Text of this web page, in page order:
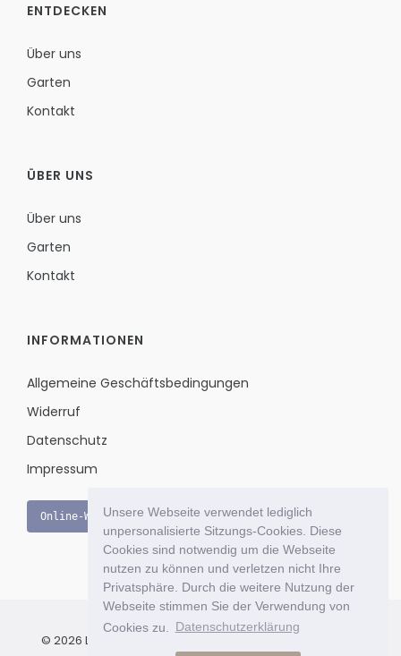
Unsere Webseite verwendet lediglich
unpersonalisierte Sitzungs-Cookies. Diese
Cookies sind notwendig um die Webseite
nutzen zu können und verletzen nicht Ihre
Privatsphäre. Durch die weitere Nutzung der
Webseite stimmen Sie der Verwendung von
Cookies zu.
Datenschutzerklärung
ENTDECKEN
Über uns
Garten
Kontakt
ÜBER UNS
Über uns
Garten
Kontakt
INFORMATIONEN
Allgemeine Geschäftsbedingungen
Widerruf
Datenschutz
Impressum
Online-Widerruf
© 2026 Le Bon Jour - Das exklusive Einkaufsportal für Ihr